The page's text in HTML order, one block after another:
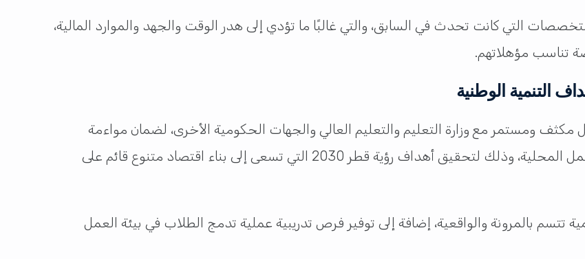
التي كانت تحدث في السابق، والتي غالبًا ما تؤدي إلى هدر الوقت والجهد والموارد المالية،
تناسب مؤهلاتهم.
التنمية الوطنية
مكثف ومستمر مع وزارة التعليم والتعليم العالي والجهات الحكومية الأخرى، لضمان مواءمة
التخصصات والبرامج التعليمية مع احتياجات سوق العمل المحلية، وذلك لتحقيق أهداف رؤية قطر 2030 التي تسعى إلى بناء اقتصاد متنوع قائم على
بالمرونة والواقعية، إضافة إلى توفير فرص تدريبية عملية تدمج الطلاب في بيئة العمل